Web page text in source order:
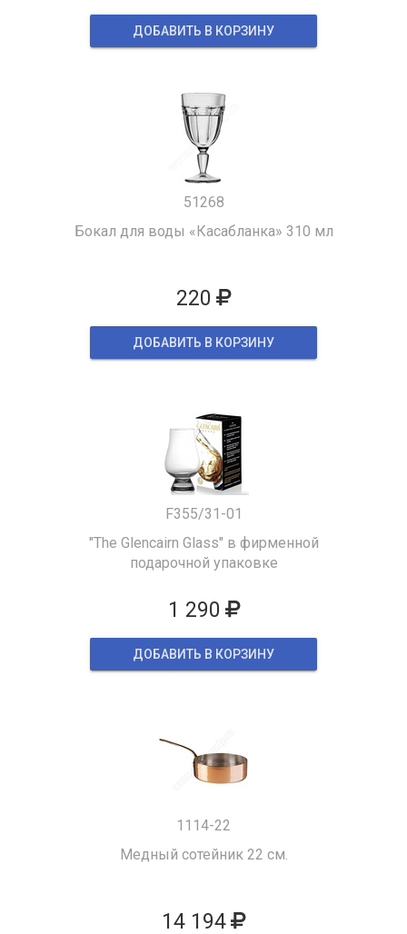
ДОБАВИТЬ В КОРЗИНУ
51268
Бокал для воды «Касабланка» 310 мл
220
ДОБАВИТЬ В КОРЗИНУ
F355/31-01
"The Glencairn Glass" в фирменной
подарочной упаковке
1 290
ДОБАВИТЬ В КОРЗИНУ
1114-22
Медный сотейник 22 см.
14 194